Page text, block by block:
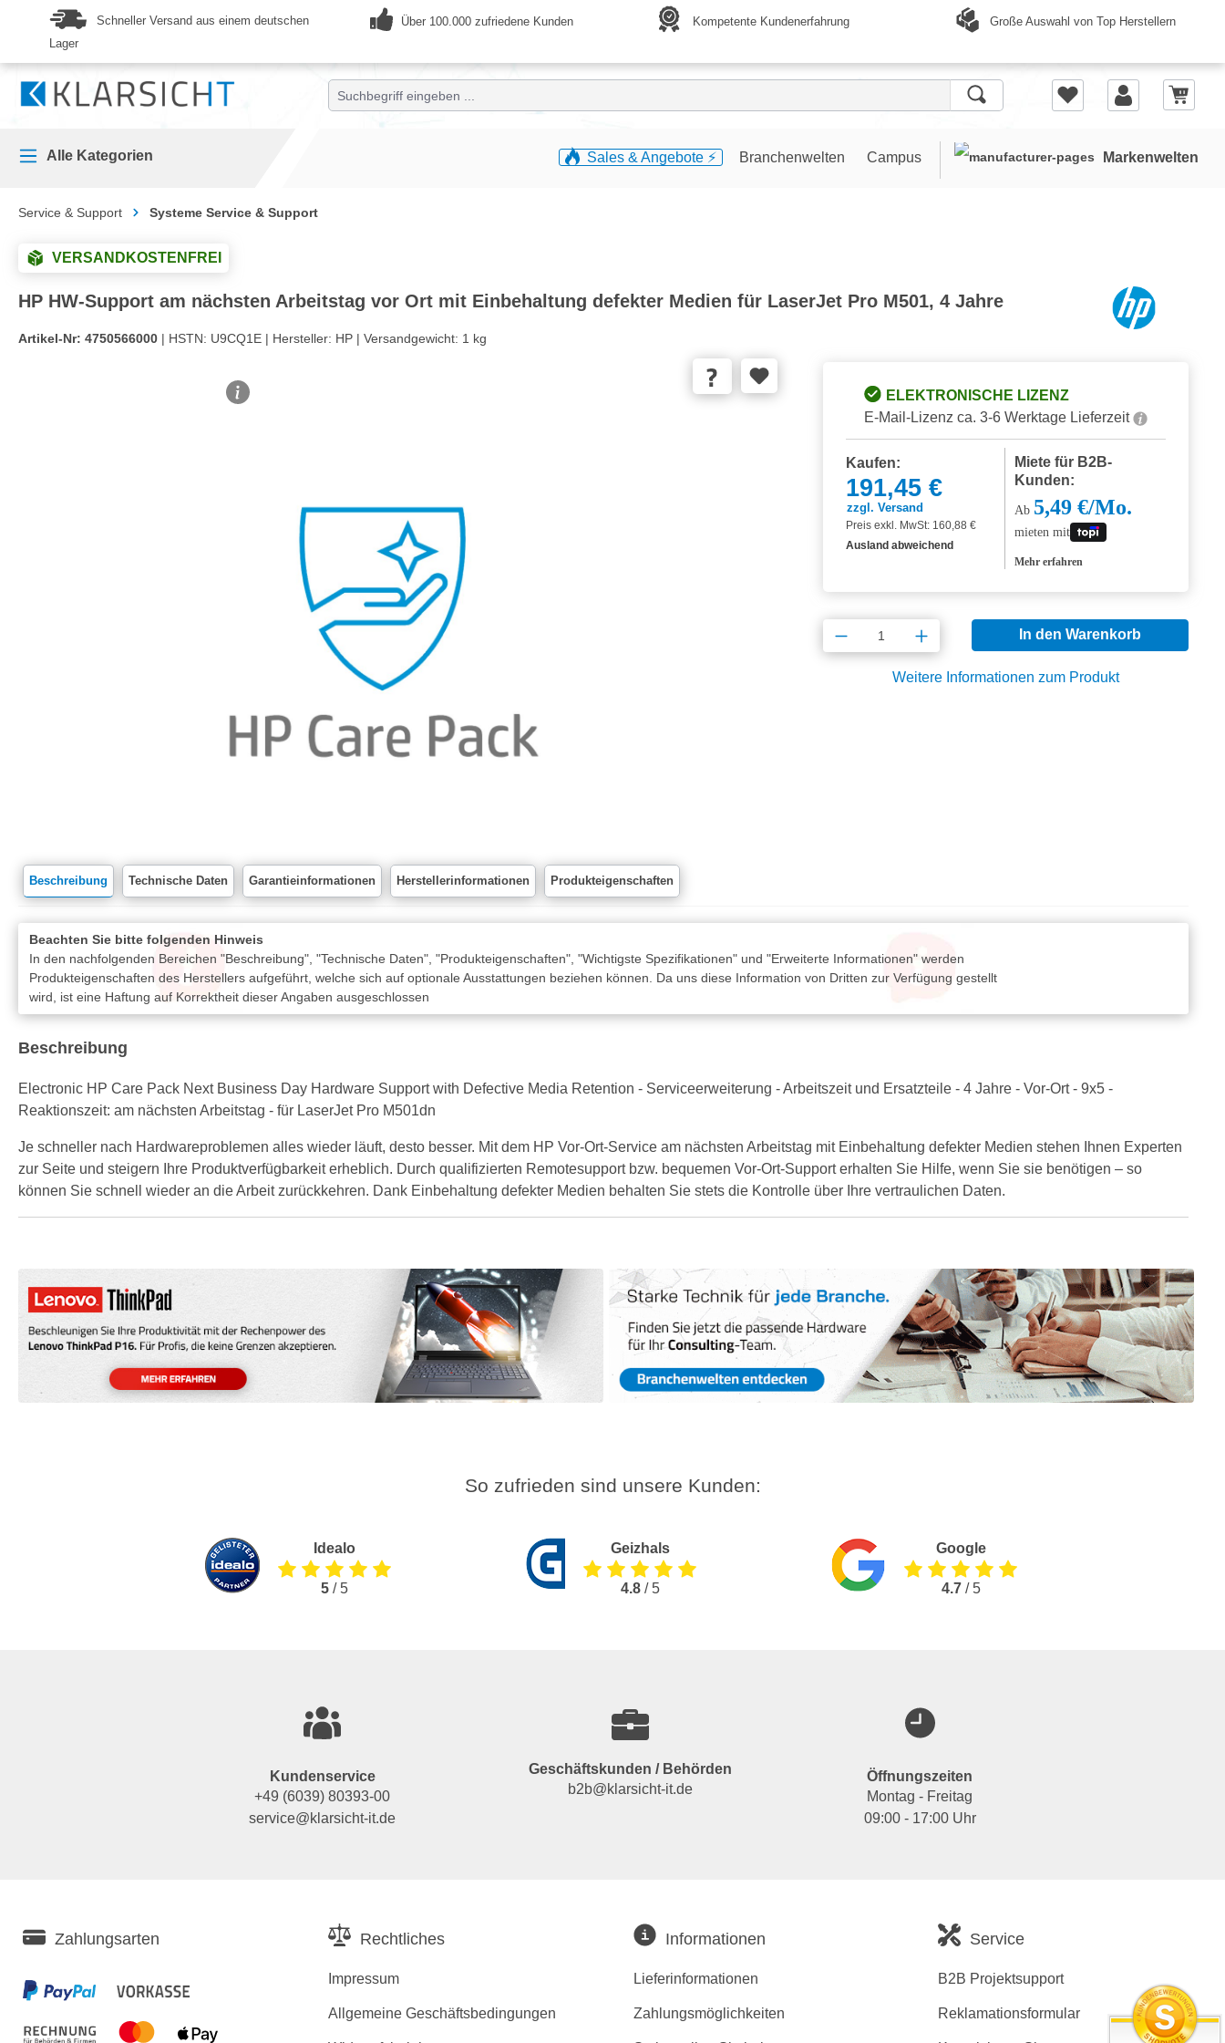
Zur Hauptnavigation springen
Schneller Versand aus einem deutschen
Lager
Über 100.000 zufriedene Kunden Kompetente Kundenerfahrung Große Auswahl von Top Herstellern
Alle Kategorien Sales & Angebote ⚡️ Branchenwelten Campus Markenwelten
Service & Support Systeme Service & Support
VERSANDKOSTENFREI
HP HW-Support am nächsten Arbeitstag vor Ort mit Einbehaltung defekter Medien für LaserJet Pro M501, 4 Jahre
Artikel-Nr: 4750566000 | HSTN: U9CQ1E | Hersteller: HP | Versandgewicht: 1 kg
ELEKTRONISCHE LIZENZ
E-Mail-Lizenz ca. 3-6 Werktage Lieferzeit
Kaufen:
191,45 €
zzgl. Versand
Preis exkl. MwSt: 160,88 €
Ausland abweichend
Miete für B2B-
Kunden:
Ab 5,49 €/Mo.
mieten mit
Mehr erfahren
Produkt Anzahl: Gib den gewünschten
In den Warenkorb
Weitere Informationen zum Produkt
Beschreibung Technische Daten Garantieinformationen Herstellerinformationen Produkteigenschaften
Beachten Sie bitte folgenden Hinweis
In den nachfolgenden Bereichen "Beschreibung", "Technische Daten", "Produkteigenschaften", "Wichtigste Spezifikationen" und "Erweiterte Informationen" werden
Produkteigenschaften des Herstellers aufgeführt, welche sich auf optionale Ausstattungen beziehen können. Da uns diese Information von Dritten zur Verfügung gestellt
wird, ist eine Haftung auf Korrektheit dieser Angaben ausgeschlossen
Beschreibung
Electronic HP Care Pack Next Business Day Hardware Support with Defective Media Retention - Serviceerweiterung - Arbeitszeit und Ersatzteile - 4 Jahre - Vor-Ort - 9x5 -
Reaktionszeit: am nächsten Arbeitstag - für LaserJet Pro M501dn
Je schneller nach Hardwareproblemen alles wieder läuft, desto besser. Mit dem HP Vor-Ort-Service am nächsten Arbeitstag mit Einbehaltung defekter Medien stehen Ihnen Experten
zur Seite und steigern Ihre Produktverfügbarkeit erheblich. Durch qualifizierten Remotesupport bzw. bequemen Vor-Ort-Support erhalten Sie Hilfe, wenn Sie sie benötigen – so
können Sie schnell wieder an die Arbeit zurückkehren. Dank Einbehaltung defekter Medien behalten Sie stets die Kontrolle über Ihre vertraulichen Daten.
So zufrieden sind unsere Kunden:
Idealo
5/ 5
Geizhals
4.8/ 5
Google
4.7/ 5
Kundenservice
+49 (6039) 80393-00
service@klarsicht-it.de
Geschäftskunden / Behörden
b2b@klarsicht-it.de
Öffnungszeiten
Montag - Freitag
09:00 - 17:00 Uhr
Zahlungsarten Rechtliches
Impressum
Allgemeine Geschäftsbedingungen
Informationen
Lieferinformationen
Zahlungsmöglichkeiten
Service
B2B Projektsupport
Reklamationsformular